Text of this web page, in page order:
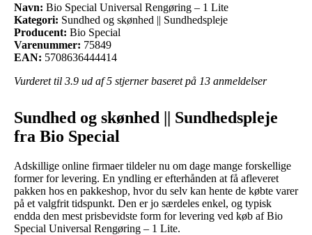
Navn: Bio Special Universal Rengøring – 1 Lite
Kategori: Sundhed og skønhed || Sundhedspleje
Producent: Bio Special
Varenummer: 75849
EAN: 5708636444414
Vurderet til 3.9 ud af 5 stjerner baseret på 13 anmeldelser
Sundhed og skønhed || Sundhedspleje
fra Bio Special
Adskillige online firmaer tildeler nu om dage mange forskellige
former for levering. En yndling er efterhånden at få afleveret
pakken hos en pakkeshop, hvor du selv kan hente de købte varer
på et valgfrit tidspunkt. Den er jo særdeles enkel, og typisk
endda den mest prisbevidste form for levering ved køb af Bio
Special Universal Rengøring – 1 Lite.